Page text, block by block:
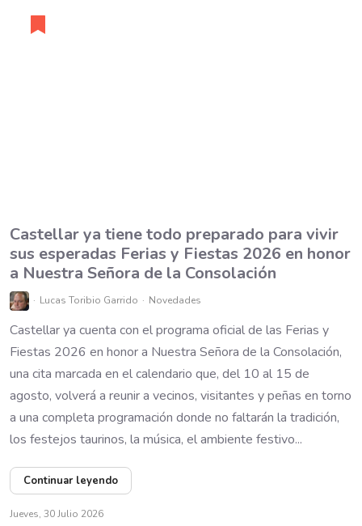
Castellar ya tiene todo preparado para vivir
sus esperadas Ferias y Fiestas 2026 en honor
a Nuestra Señora de la Consolación
Lucas Toribio Garrido Novedades
Castellar ya cuenta con el programa oficial de las Ferias y
Fiestas 2026 en honor a Nuestra Señora de la Consolación,
una cita marcada en el calendario que, del 10 al 15 de
agosto, volverá a reunir a vecinos, visitantes y peñas en torno
a una completa programación donde no faltarán la tradición,
los festejos taurinos, la música, el ambiente festivo...
Continuar leyendo
Jueves, 30 Julio 2026